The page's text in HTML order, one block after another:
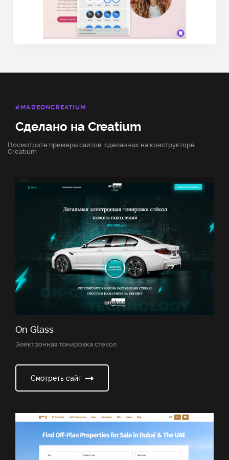
#MADEONCREATIUM
Сделано на Creatium
Посмотрите примеры сайтов, сделанных на конструкторе
Creatium
On Glass
Электронная тонировка стекол
Смотреть сайт